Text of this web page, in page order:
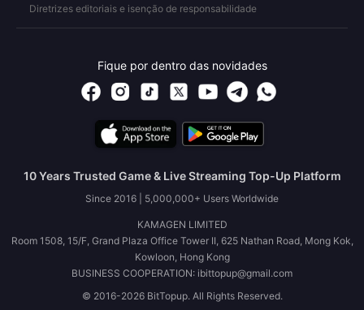
Diretrizes editoriais e isenção de responsabilidade
Fique por dentro das novidades
10 Years Trusted Game & Live Streaming Top-Up Platform
Since 2016 | 5,000,000+ Users Worldwide
KAMAGEN LIMITED
Room 1508, 15/F, Grand Plaza Office Tower II, 625 Nathan Road, Mong Kok,
Kowloon, Hong Kong
BUSINESS COOPERATION: ibittopup@gmail.com
© 2016-2026 BitTopup. All Rights Reserved.